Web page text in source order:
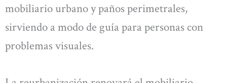
mobiliario urbano y paños perimetrales,
sirviendo a modo de guía para personas con
problemas visuales.